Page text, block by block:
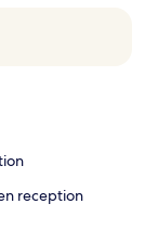
reception